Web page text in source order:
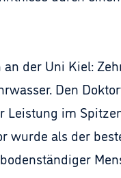
der Uni Kiel:
Den
Leistung im
wurde als der